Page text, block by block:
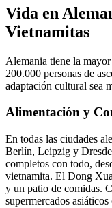
Vida en
Vietnamitas
Alemania tiene la
200.000 personas de
adaptación cultural sea
Alimentación y
En todas las ciudades
Berlín, Leipzig y
completos con todo,
vietnamita. El Dong
y un patio de comidas.
supermercados